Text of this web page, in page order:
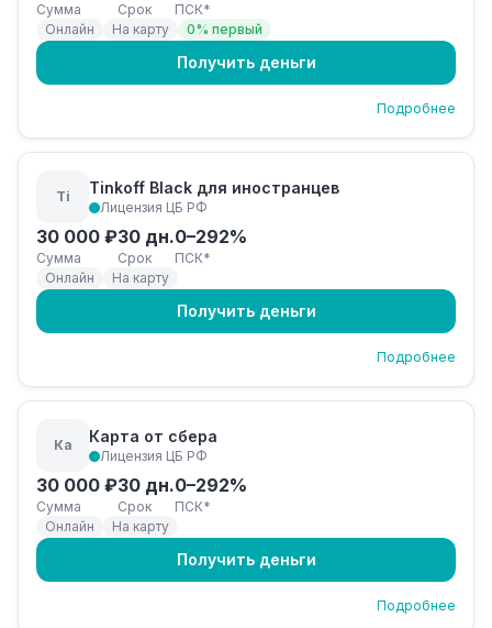
Сумма Срок
ПСК*
Онлайн
На карту 0% первый
Получить деньги
Подробнее
Ti Tinkoff Black для иностранцев
Лицензия ЦБ РФ
30 000 ₽
Сумма
30 дн.
Срок
0–292%
ПСК*
Онлайн
На карту
Получить деньги
Подробнее
Ка Карта от сбера
Лицензия ЦБ РФ
30 000 ₽
Сумма
30 дн.
Срок
0–292%
ПСК*
Онлайн
На карту
Получить деньги
Подробнее